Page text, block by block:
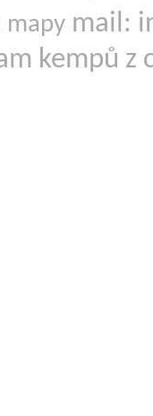
mapy mail:
kempů z